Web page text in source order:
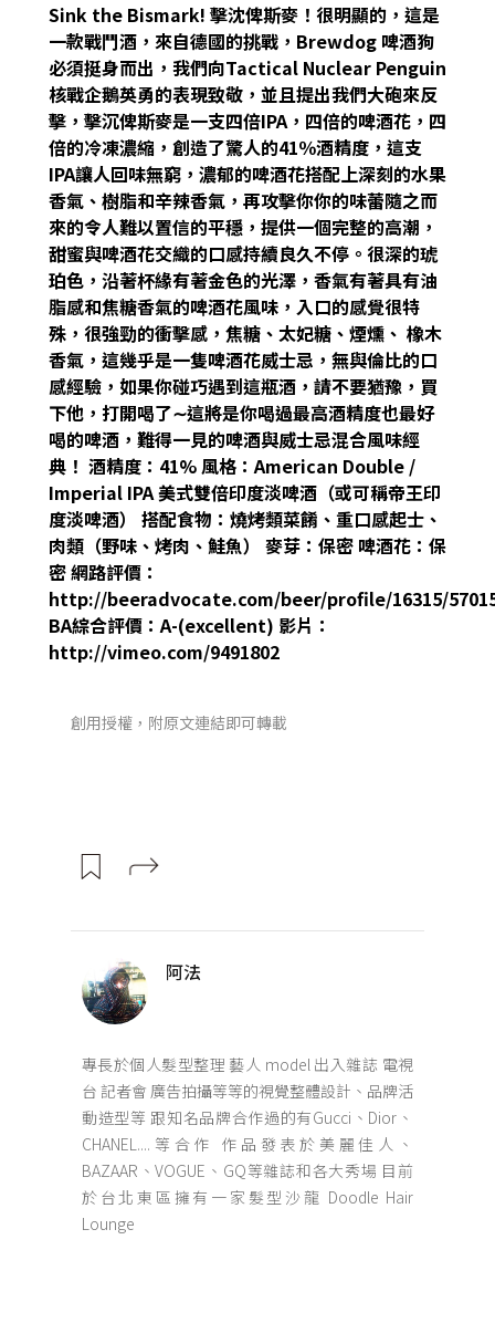
Sink the Bismark! 擊沈俾斯麥！很明顯的，這是
一款戰鬥酒，來自德國的挑戰，Brewdog 啤酒狗
必須挺身而出，我們向Tactical Nuclear Penguin
核戰企鵝英勇的表現致敬，並且提出我們大砲來反
擊，擊沉俾斯麥是一支四倍IPA，四倍的啤酒花，四
倍的冷凍濃縮，創造了驚人的41％酒精度，這支
IPA讓人回味無窮，濃郁的啤酒花搭配上深刻的水果
香氣、樹脂和辛辣香氣，再攻擊你你的味蕾隨之而
來的令人難以置信的平穩，提供一個完整的高潮，
甜蜜與啤酒花交織的口感持續良久不停。很深的琥
珀色，沿著杯緣有著金色的光澤，香氣有著具有油
脂感和焦糖香氣的啤酒花風味，入口的感覺很特
殊，很強勁的衝擊感，焦糖、太妃糖、煙燻、 橡木
香氣，這幾乎是一隻啤酒花威士忌，無與倫比的口
感經驗，如果你碰巧遇到這瓶酒，請不要猶豫，買
下他，打開喝了∼這將是你喝過最高酒精度也最好
喝的啤酒，難得一見的啤酒與威士忌混合風味經
典！ 酒精度：41% 風格：American Double /
Imperial IPA 美式雙倍印度淡啤酒（或可稱帝王印
度淡啤酒） 搭配食物：燒烤類菜餚、重口感起士、
肉類（野味、烤肉、鮭魚） 麥芽：保密 啤酒花：保
密 網路評價：
http://beeradvocate.com/beer/profile/16315/
BA綜合評價：A-(excellent) 影片：
http://vimeo.com/9491802
創用授權，附原文連結即可轉載
阿法
專長於個人髮型整理 藝人 model 出入雜誌 電視
台 記者會 廣告拍攝等等的視覺整體設計、品牌活
動造型等 跟知名品牌合作過的有Gucci、Dior、
CHANEL....等合作 作品發表於美麗佳人、
BAZAAR、VOGUE、GQ等雜誌和各大秀場 目前
於台北東區擁有一家髮型沙龍 Doodle Hair
Lounge